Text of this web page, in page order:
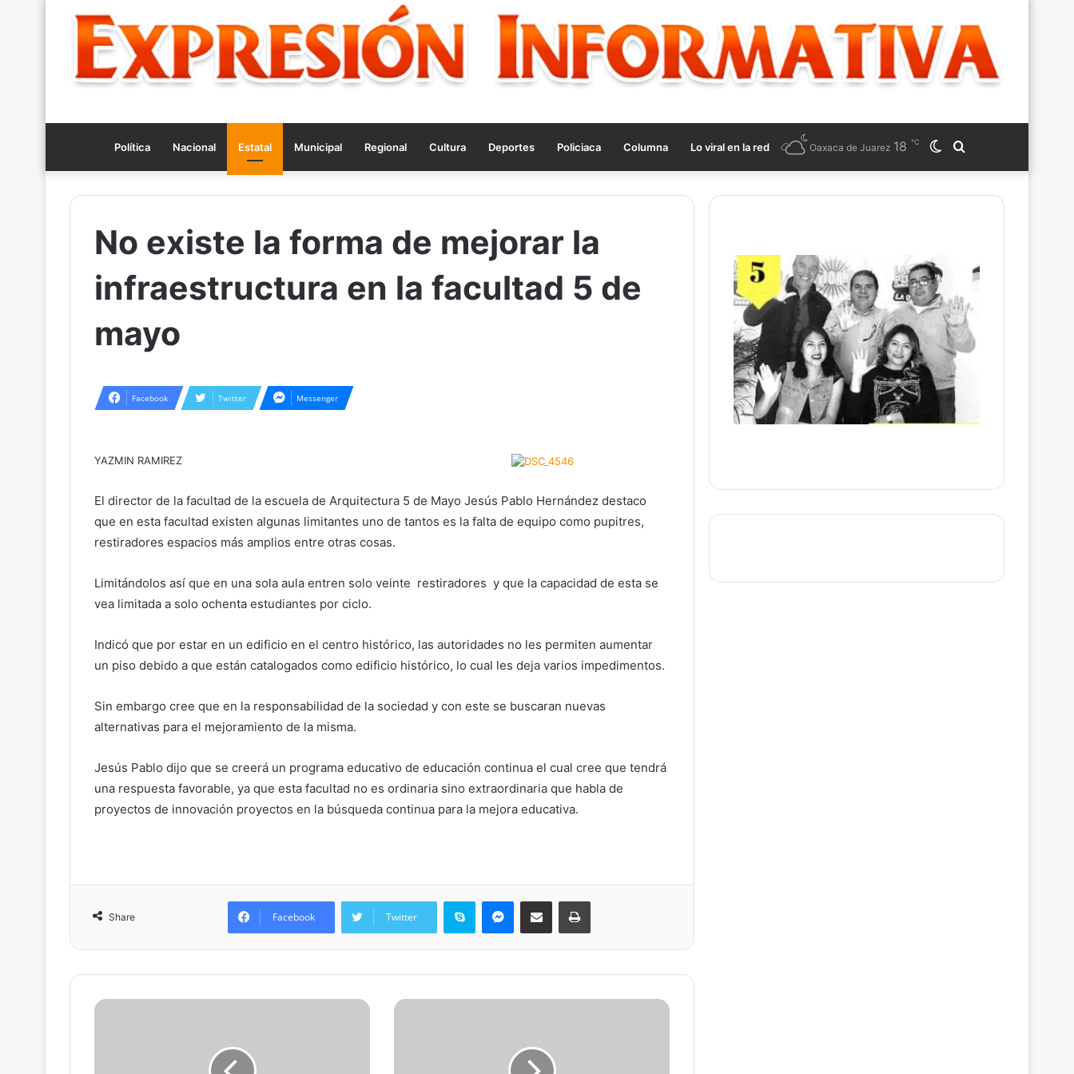
Política Nacional Estatal Municipal Regional Cultura Deportes Policiaca Columna Lo viral en la red
for
Switch
skin
Oaxaca de Juarez 18 ℃
No existe la forma de mejorar la
infraestructura en la facultad 5 de
mayo
Facebook Twitter Messenger
YAZMIN RAMIREZ
El director de la facultad de la escuela de Arquitectura 5 de Mayo Jesús Pablo Hernández destaco
que en esta facultad existen algunas limitantes uno de tantos es la falta de equipo como pupitres,
restiradores espacios más amplios entre otras cosas.
Limitándolos así que en una sola aula entren solo veinte restiradores y que la capacidad de esta se
vea limitada a solo ochenta estudiantes por ciclo.
Indicó que por estar en un edificio en el centro histórico, las autoridades no les permiten aumentar
un piso debido a que están catalogados como edificio histórico, lo cual les deja varios impedimentos.
Sin embargo cree que en la responsabilidad de la sociedad y con este se buscaran nuevas
alternativas para el mejoramiento de la misma.
Jesús Pablo dijo que se creerá un programa educativo de educación continua el cual cree que tendrá
una respuesta favorable, ya que esta facultad no es ordinaria sino extraordinaria que habla de
proyectos de innovación proyectos en la búsqueda continua para la mejora educativa.
Share Facebook Twitter
Skype Messenger
Share via Email Print